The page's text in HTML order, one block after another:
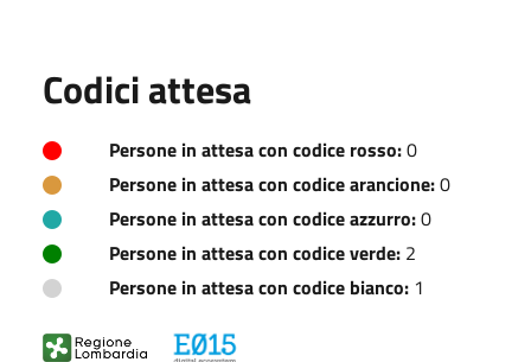
Codici attesa
Persone in attesa con codice rosso:0
Persone in attesa con codice arancione:0
Persone in attesa con codice azzurro:0
Persone in attesa con codice verde: 2
Persone in attesa con codice bianco: 1